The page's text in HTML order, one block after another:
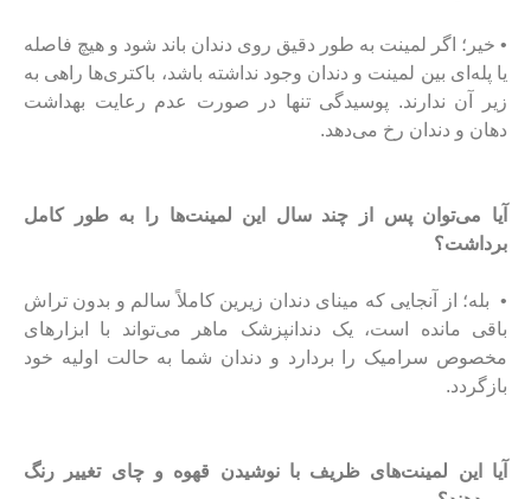
• خیر؛ اگر لمینت به طور دقیق روی دندان باند شود و هیچ فاصله
یا پله‌ای بین لمینت و دندان وجود نداشته باشد، باکتری‌ها راهی به
زیر آن ندارند. پوسیدگی تنها در صورت عدم رعایت بهداشت
دهان و دندان رخ می‌دهد.
آیا می‌توان پس از چند سال این لمینت‌ها را به طور کامل
برداشت؟
• بله؛ از آنجایی که مینای دندان زیرین کاملاً سالم و بدون تراش
باقی مانده است، یک دندانپزشک ماهر می‌تواند با ابزارهای
مخصوص سرامیک را بردارد و دندان شما به حالت اولیه خود
بازگردد.
آیا این لمینت‌های ظریف با نوشیدن قهوه و چای تغییر رنگ